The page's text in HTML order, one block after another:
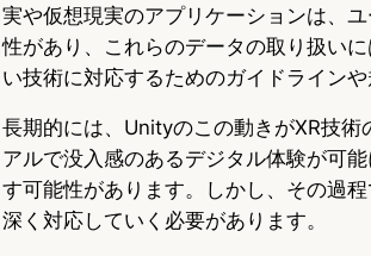
実や仮想現実のアプリケーションは、
性があり、これらのデータの取り扱い
い技術に対応するためのガイドライン
長期的には、Unityのこの動きがXR技
アルで没入感のあるデジタル体験が可
す可能性があります。しかし、その過
深く対応していく必要があります。